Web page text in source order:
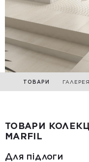
ТОВАРИ ГАЛЕРЕЯ
ТОВАРИ
MARFIL
Для підлоги